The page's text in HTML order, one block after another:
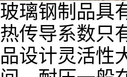
玻璃钢制品具
热传导系数只
品设计灵活性